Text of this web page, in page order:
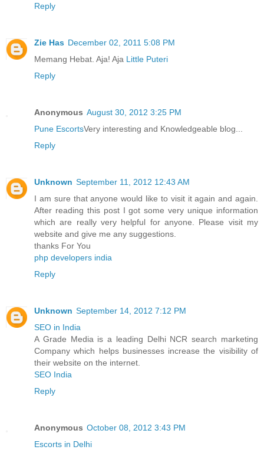
Reply
Zie Has December 02, 2011 5:08 PM
Memang Hebat. Aja! Aja Little Puteri
Reply
Anonymous August 30, 2012 3:25 PM
Pune EscortsVery interesting and Knowledgeable blog...
Reply
Unknown September 11, 2012 12:43 AM
I am sure that anyone would like to visit it again and again.
After reading this post I got some very unique information
which are really very helpful for anyone. Please visit my
website and give me any suggestions.
thanks For You
php developers india
Reply
Unknown September 14, 2012 7:12 PM
SEO in India
A Grade Media is a leading Delhi NCR search marketing
Company which helps businesses increase the visibility of
their website on the internet.
SEO India
Reply
Anonymous October 08, 2012 3:43 PM
Escorts in Delhi